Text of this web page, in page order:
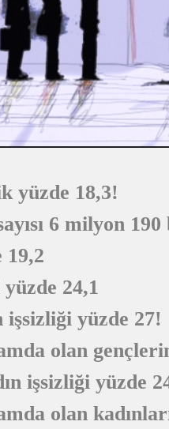
yüzde 18,3!
6 milyon
19,2
24,1
işsizliği yüzde 27!
olan
işsizliği yüzde
olan